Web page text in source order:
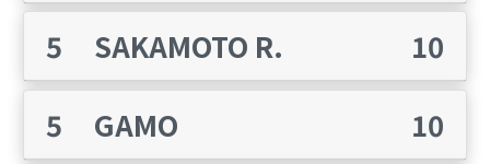
5
SAKAMOTO R.
10
5
GAMO
10